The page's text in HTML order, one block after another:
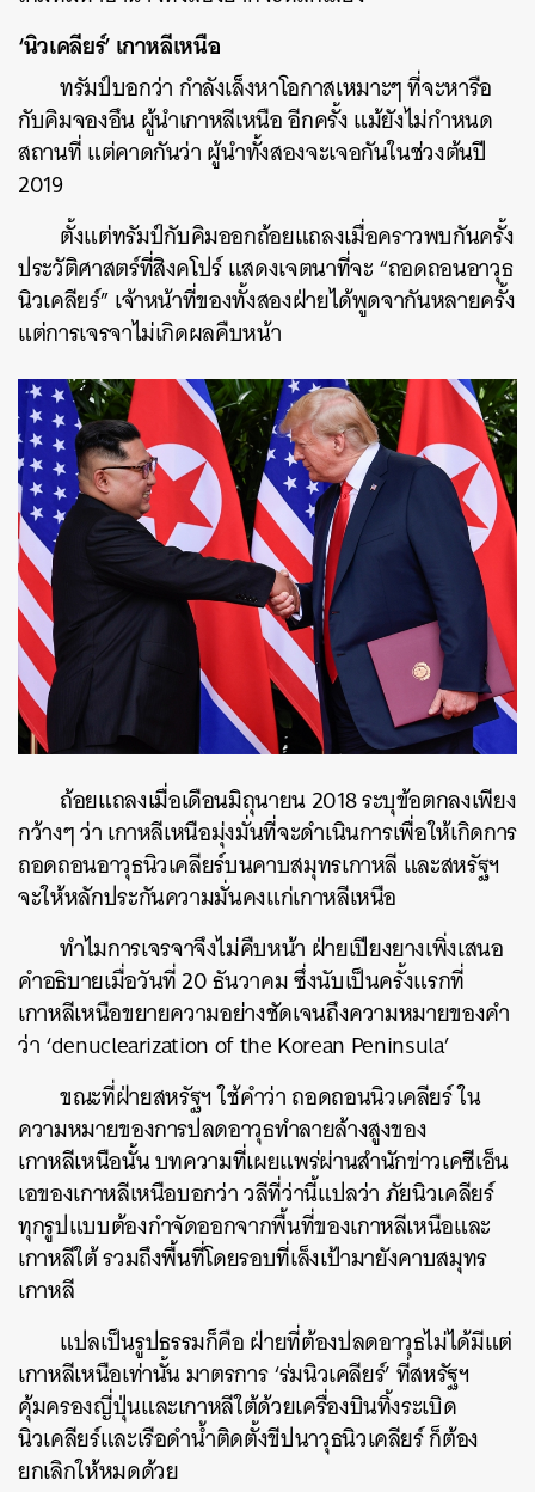
‘นิวเคลียร์’ เกาหลีเหนือ
ทรัมป์บอกว่า กำลังเล็งหาโอกาสเหมาะๆ ที่จะหารือ
กับคิมจองอึน ผู้นำเกาหลีเหนือ อีกครั้ง แม้ยังไม่กำหนด
สถานที่ แต่คาดกันว่า ผู้นำทั้งสองจะเจอกันในช่วงต้นปี
2019
ตั้งแต่ทรัมป์กับคิมออกถ้อยแถลงเมื่อคราวพบกันครั้ง
ประวัติศาสตร์ที่สิงคโปร์ แสดงเจตนาที่จะ “ถอดถอนอาวุธ
นิวเคลียร์” เจ้าหน้าที่ของทั้งสองฝ่ายได้พูดจากันหลายครั้ง
แต่การเจรจาไม่เกิดผลคืบหน้า
ถ้อยแถลงเมื่อเดือนมิถุนายน 2018 ระบุข้อตกลงเพียง
กว้างๆ ว่า เกาหลีเหนือมุ่งมั่นที่จะดำเนินการเพื่อให้เกิดการ
ถอดถอนอาวุธนิวเคลียร์บนคาบสมุทรเกาหลี และสหรัฐฯ
จะให้หลักประกันความมั่นคงแก่เกาหลีเหนือ
ทำไมการเจรจาจึงไม่คืบหน้า ฝ่ายเปียงยางเพิ่งเสนอ
คำอธิบายเมื่อวันที่ 20 ธันวาคม ซึ่งนับเป็นครั้งแรกที่
เกาหลีเหนือขยายความอย่างชัดเจนถึงความหมายของคำ
ว่า ‘denuclearization of the Korean Peninsula’
ขณะที่ฝ่ายสหรัฐฯ ใช้คำว่า ถอดถอนนิวเคลียร์ ใน
ความหมายของการปลดอาวุธทำลายล้างสูงของ
เกาหลีเหนือนั้น บทความที่เผยแพร่ผ่านสำนักข่าวเคซีเอ็น
เอของเกาหลีเหนือบอกว่า วลีที่ว่านี้แปลว่า ภัยนิวเคลียร์
ทุกรูปแบบต้องกำจัดออกจากพื้นที่ของเกาหลีเหนือและ
เกาหลีใต้ รวมถึงพื้นที่โดยรอบที่เล็งเป้ามายังคาบสมุทร
เกาหลี
แปลเป็นรูปธรรมก็คือ ฝ่ายที่ต้องปลดอาวุธไม่ได้มีแต่
เกาหลีเหนือเท่านั้น มาตรการ ‘ร่มนิวเคลียร์’ ที่สหรัฐฯ
คุ้มครองญี่ปุ่นและเกาหลีใต้ด้วยเครื่องบินทิ้งระเบิด
นิวเคลียร์และเรือดำน้ำติดตั้งขีปนาวุธนิวเคลียร์ ก็ต้อง
ยกเลิกให้หมดด้วย
ค้นหา
SHARE TWEET LINE EMAIL